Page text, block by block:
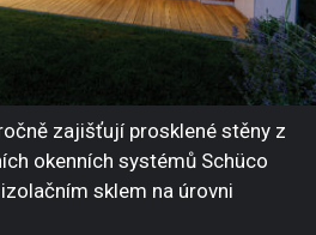
zajišťují prosklené stěny z
okenních systémů Schüco
sklem na úrovni